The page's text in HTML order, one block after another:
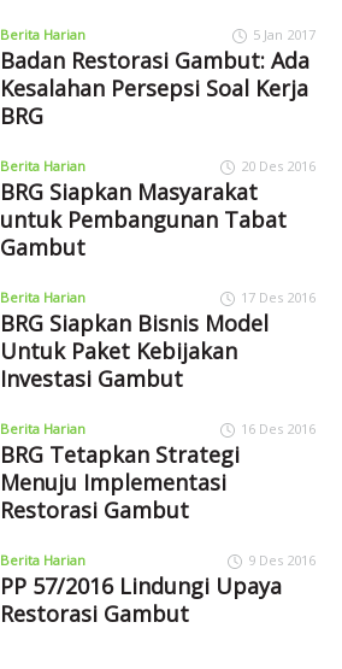
Berita Harian 5 Jan 2017
Badan Restorasi Gambut: Ada
Kesalahan Persepsi Soal Kerja
BRG
Berita Harian 20 Des 2016
BRG Siapkan Masyarakat
untuk Pembangunan Tabat
Gambut
Berita Harian 17 Des 2016
BRG Siapkan Bisnis Model
Untuk Paket Kebijakan
Investasi Gambut
Berita Harian 16 Des 2016
BRG Tetapkan Strategi
Menuju Implementasi
Restorasi Gambut
Berita Harian 9 Des 2016
PP 57/2016 Lindungi Upaya
Restorasi Gambut